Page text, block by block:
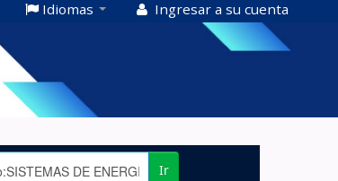
Idiomas Ingresar a su cuenta
Ir